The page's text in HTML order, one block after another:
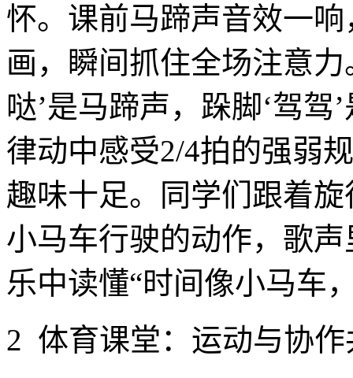
怀。课前马蹄声音效一
画，瞬间抓住全场注意
哒’是马蹄声，跺脚‘驾
律动中感受2/4拍的强弱
趣味十足。同学们跟着
小马车行驶的动作，歌
乐中读懂“时间像小马车
2 体育课堂：运动与协作